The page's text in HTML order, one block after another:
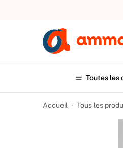
Toutes les
Accueil Tous les